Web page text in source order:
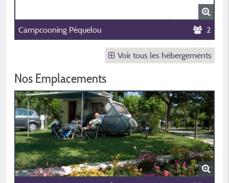
Campcooning Péquelou 2
Voir tous les hébergements
Nos Emplacements